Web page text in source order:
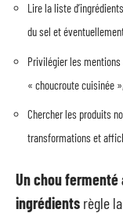
Lire la liste
du sel et
Privilégier les
« choucroute cuisinée
Chercher les produits
transformations et
Un chou
ingrédients règle